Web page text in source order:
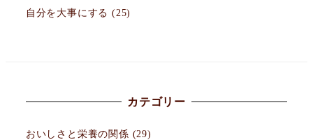
自分を大事にする (25)
カテゴリー
おいしさと栄養の関係 (29)